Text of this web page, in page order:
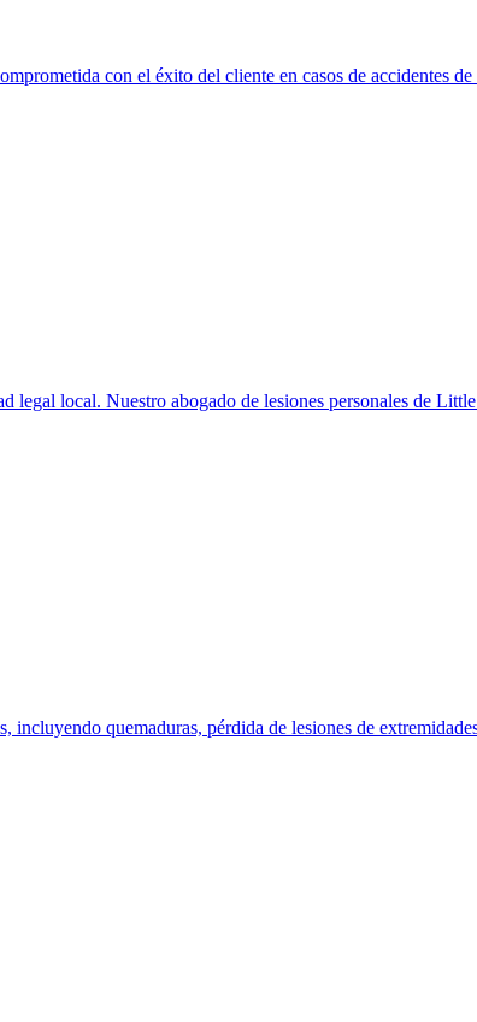
con el éxito del cliente en casos de accidentes de
legal local. Nuestro abogado de lesiones personales de
incluyendo quemaduras, pérdida de lesiones de